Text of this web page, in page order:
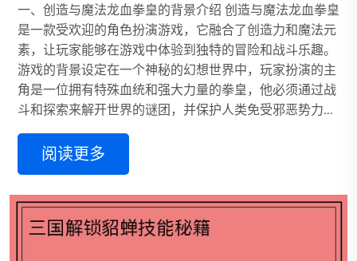
一、创造与魔法龙血拳皇的背景介绍 创造与魔法龙血拳皇
是一款受欢迎的角色扮演游戏，它融合了创造力和魔法元
素，让玩家能够在游戏中体验到独特的冒险和战斗乐趣。
游戏的背景设定在一个神秘的幻想世界中，玩家扮演的主
角是一位拥有特殊血统和强大力量的拳皇，他必须通过战
斗和探索来解开世界的谜团，并保护人类免受邪恶势力...
阅读更多